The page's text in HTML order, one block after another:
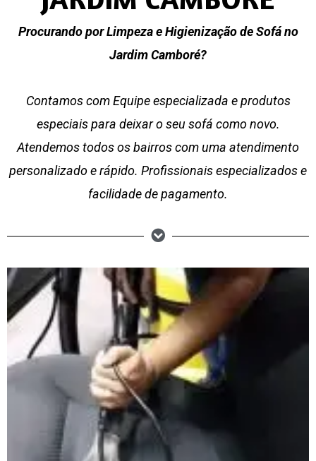
Procurando por Limpeza e Higienização de Sofá no
Jardim Camboré?
Contamos com Equipe especializada e produtos
especiais para deixar o seu sofá como novo.
Atendemos todos os bairros com uma atendimento
personalizado e rápido. Profissionais especializados e
facilidade de pagamento.